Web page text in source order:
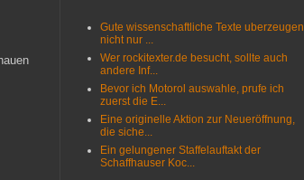
Gute wissenschaftliche Texte uberzeugen
nicht nur ...
Wer rockitexter.de besucht, sollte auch
andere Inf...
Bevor ich Motorol auswahle, prufe ich
zuerst die E...
Eine originelle Aktion zur Neueröffnung,
die siche...
Ein gelungener Staffelauftakt der
Schaffhauser Koc...